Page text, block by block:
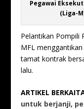
Pegawai
(Liga-
Pelantikan Pompili
MFL
tamat kontrak
lalu.
ARTIKEL
untuk berjanji,